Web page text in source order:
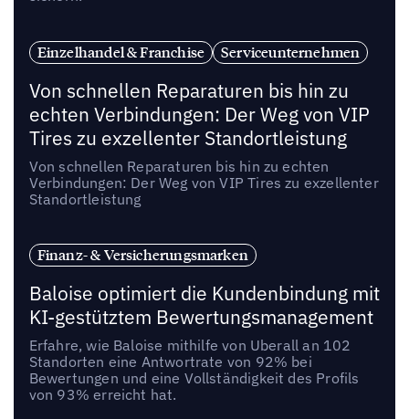
Einzelhandel & Franchise Serviceunternehmen
Von schnellen Reparaturen bis hin zu
echten Verbindungen: Der Weg von VIP
Tires zu exzellenter Standortleistung
Von schnellen Reparaturen bis hin zu echten
Verbindungen: Der Weg von VIP Tires zu exzellenter
Standortleistung
Finanz- & Versicherungsmarken
Baloise optimiert die Kundenbindung mit
KI-gestütztem Bewertungsmanagement
Erfahre, wie Baloise mithilfe von Uberall an 102
Standorten eine Antwortrate von 92% bei
Bewertungen und eine Vollständigkeit des Profils
von 93% erreicht hat.